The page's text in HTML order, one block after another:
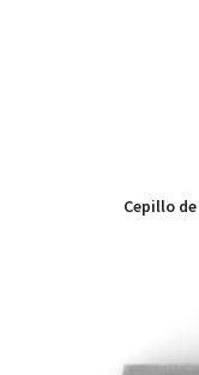
Cepillo